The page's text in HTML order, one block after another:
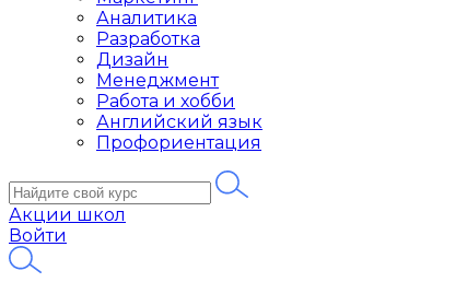
Аналитика
Разработка
Дизайн
Менеджмент
Работа и хобби
Английский язык
Профориентация
Акции школ
Войти